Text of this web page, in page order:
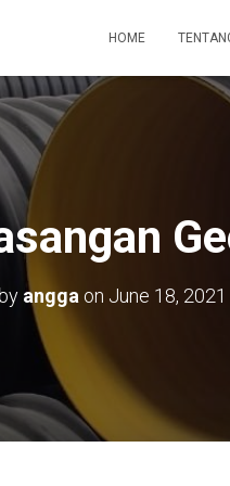
HOME
angga on June 18, 2021